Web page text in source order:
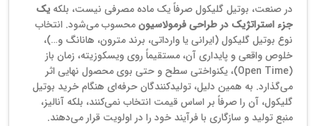
در صنعت، بوتیل گلیکول صرفاً یک ماده مصرفی نیست، بلکه یک
جزء استراتژیک در طراحی فرمولاسیونمحسوب می‌شود. انتخاب
نوع بوتیل گلیکول (ایرانی یا وارداتی، برند مترون، هانانگ و…)،
خلوص واقعی و پایداری آن، مستقیماً روی ویسکوزیته، زمان باز
(Open Time)، یکنواختی سطح و حتی بوی محصول نهایی اثر
می‌گذارد. به همین دلیل، تولیدکنندگان حرفه‌ای هنگام خرید بوتیل
گلیکول، آن را صرفاً بر اساس قیمت انتخاب نمی‌کنند، بلکه آنالیز،
منبع تولید و سازگاری با فرآیند خود را در اولویت قرار می‌دهند.